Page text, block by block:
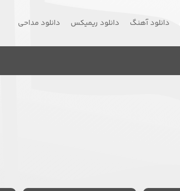
دانلود آهنگ دانلود ریمیکس دانلود مداحی